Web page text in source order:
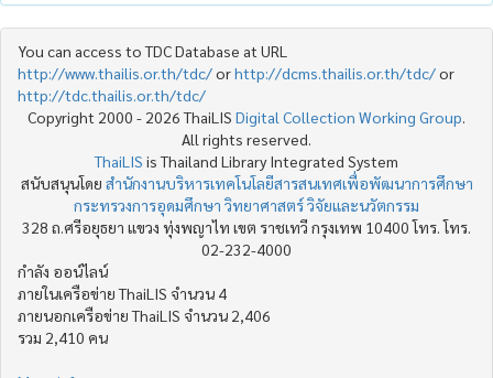
You can access to TDC Database at URL
http://www.thailis.or.th/tdc/orhttp://dcms.thailis.or.th/tdc/or
http://tdc.thailis.or.th/tdc/
Copyright 2000 - 2026 ThaiLIS Digital Collection Working Group
All rights reserved.
ThaiLIS is Thailand Library Integrated System
สนับสนุนโดย สำนักงานบริหารเทคโนโลยีสารสนเทศเพื่อพัฒนาการศึกษา
กระทรวงการอุดมศึกษา วิทยาศาสตร์ วิจัยและนวัตกรรม
328 ถ.ศรีอยุธยา แขวง ทุ่งพญาไท เขต ราชเทวี กรุงเทพ 10400 โทร. โทร.
02-232-4000
กำลัง ออน์ไลน์
ภายในเครือข่าย ThaiLIS จำนวน 4
ภายนอกเครือข่าย ThaiLIS จำนวน 2,406
รวม 2,410 คน